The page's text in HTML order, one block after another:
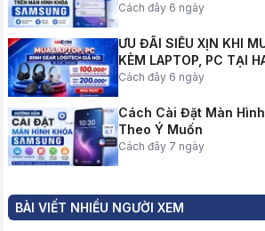
Cách đây 6 ngày
ƯU ĐÃI SIÊU XỊN KHI
KÈM LAPTOP, PC TẠI
Cách đây 6 ngày
Cách Cài Đặt Màn
Theo Ý Muốn
Cách đây 7 ngày
BÀI VIẾT NHIỀU NGƯỜI XEM